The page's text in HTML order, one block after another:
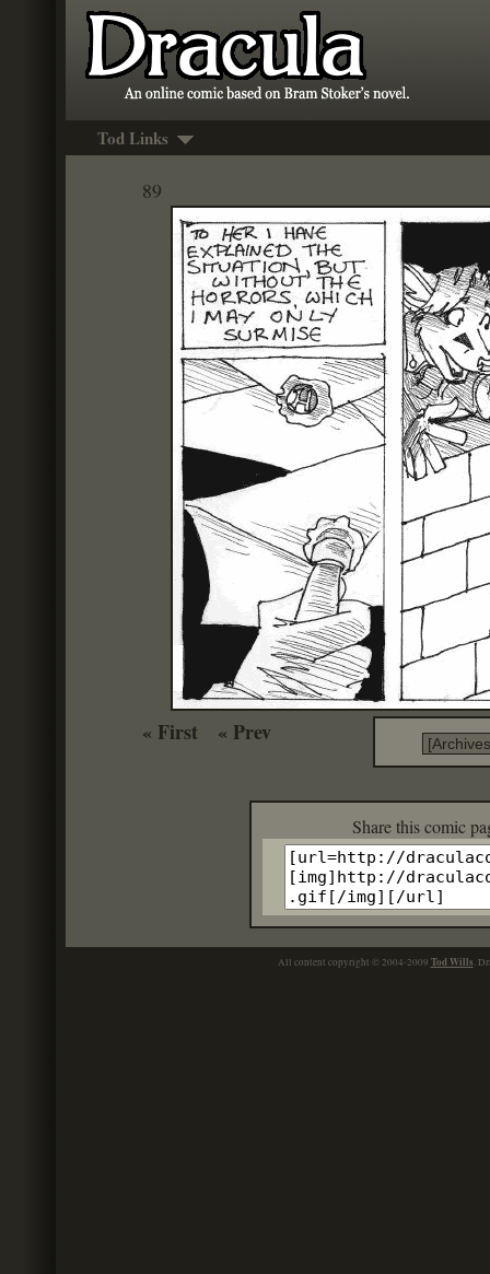
Tod Links
89
« First « Prev
Share this
All content copyright © 2004-2009 Tod Wills.